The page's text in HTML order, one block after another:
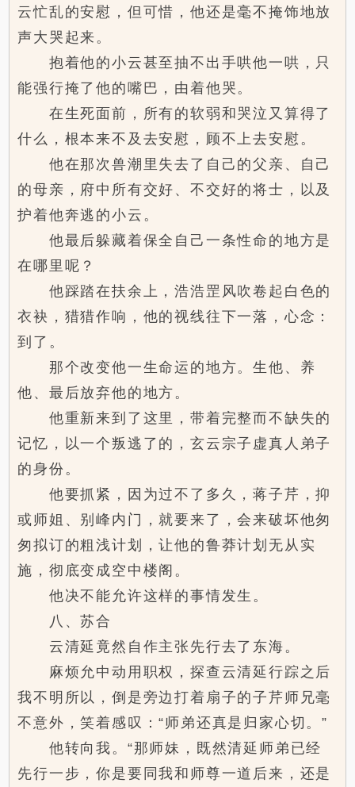
云忙乱的安慰，但可惜，他还是毫不掩饰地放
声大哭起来。
抱着他的小云甚至抽不出手哄他一哄，只
能强行掩了他的嘴巴，由着他哭。
在生死面前，所有的软弱和哭泣又算得了
什么，根本来不及去安慰，顾不上去安慰。
他在那次兽潮里失去了自己的父亲、自己
的母亲，府中所有交好、不交好的将士，以及
护着他奔逃的小云。
他最后躲藏着保全自己一条性命的地方是
在哪里呢？
他踩踏在扶余上，浩浩罡风吹卷起白色的
衣袂，猎猎作响，他的视线往下一落，心念：
到了。
那个改变他一生命运的地方。生他、养
他、最后放弃他的地方。
他重新来到了这里，带着完整而不缺失的
记忆，以一个叛逃了的，玄云宗子虚真人弟子
的身份。
他要抓紧，因为过不了多久，蒋子芹，抑
或师姐、别峰内门，就要来了，会来破坏他匆
匆拟订的粗浅计划，让他的鲁莽计划无从实
施，彻底变成空中楼阁。
他决不能允许这样的事情发生。
八、苏合
云清延竟然自作主张先行去了东海。
麻烦允中动用职权，探查云清延行踪之后
我不明所以，倒是旁边打着扇子的子芹师兄毫
不意外，笑着感叹：“师弟还真是归家心切。”
他转向我。“那师妹，既然清延师弟已经
先行一步，你是要同我和师尊一道后来，还是